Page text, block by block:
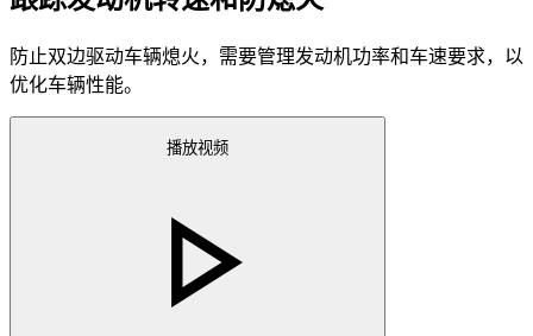
防止双边驱动车辆熄火，需要管理发动机功率和车速要求，以
优化车辆性能。
播放视频